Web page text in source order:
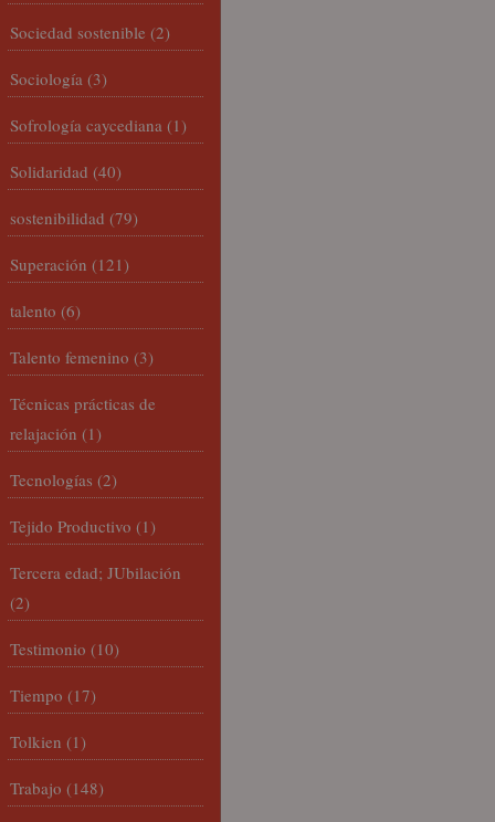
Sociedad sostenible (2)
Sociología (3)
Sofrología caycediana (1)
Solidaridad (40)
sostenibilidad (79)
Superación (121)
talento (6)
Talento femenino (3)
Técnicas prácticas de
relajación (1)
Tecnologías (2)
Tejido Productivo (1)
Tercera edad; JUbilación
(2)
Testimonio (10)
Tiempo (17)
Tolkien (1)
Trabajo (148)